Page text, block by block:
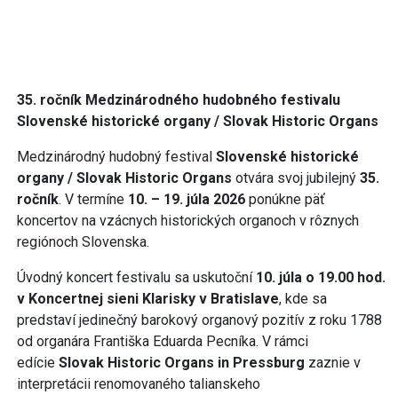
35. ročník Medzinárodného hudobného festivalu
Slovenské historické organy / Slovak Historic Organs
Medzinárodný hudobný festival Slovenské historické
organy / Slovak Historic Organs otvára svoj jubilejný 35.
ročník. V termíne 10. – 19. júla 2026 ponúkne päť
koncertov na vzácnych historických organoch v rôznych
regiónoch Slovenska.
Úvodný koncert festivalu sa uskutoční 10. júla o 19.00 hod.
v Koncertnej sieni Klarisky v Bratislave, kde sa
predstaví jedinečný barokový organový pozitív z roku 1788
od organára Františka Eduarda Pecníka. V rámci
edície Slovak Historic Organs in Pressburg zaznie v
interpretácii renomovaného talianskeho